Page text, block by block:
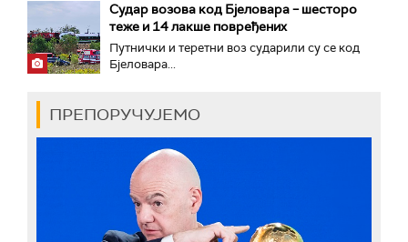
Судар возова код Бјеловара – шесторо
теже и 14 лакше повређених
Путнички и теретни воз сударили су се код
Бјеловара...
ПРЕПОРУЧУЈЕМО